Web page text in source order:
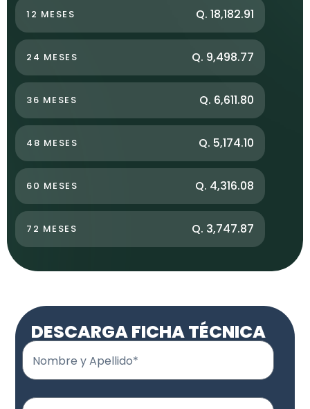
12 MESES Q. 18,182.91
24 MESES Q. 9,498.77
36 MESES Q. 6,611.80
48 MESES Q. 5,174.10
60 MESES Q. 4,316.08
72 MESES Q. 3,747.87
DESCARGA FICHA TÉCNICA
Nombre y Apellido*